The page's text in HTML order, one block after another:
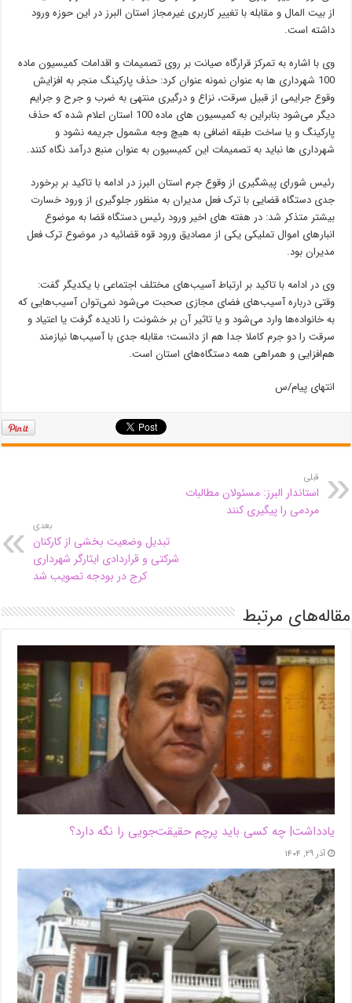
از بیت المال و مقابله با تغییر کاربری غیرمجاز استان البرز در این حوزه ورود
داشته است.
وی با اشاره به تمرکز قرارگاه صیانت بر روی تصمیمات و اقدامات کمیسیون ماده
100 شهرداری ها به عنوان نمونه عنوان کرد: حذف پارکینگ منجر به افزایش
وقوع جرایمی از قبیل سرقت، نزاع و درگیری منتهی به ضرب و جرح و جرایم
دیگر می‌شود بنابراین به کمیسیون های ماده 100 استان اعلام شده که حذف
پارکینگ و یا ساخت طبقه اضافی به هیچ وجه مشمول جریمه نشود و
شهرداری ها نباید به تصمیمات این کمیسیون به عنوان منبع درآمد نگاه کنند.
رئیس شورای پیشگیری از وقوع جرم استان البرز در ادامه با تاکید بر برخورد
جدی دستگاه قضایی با ترک فعل مدیران به منظور جلوگیری از ورود خسارت
بیشتر متذکر شد: در هفته های اخیر ورود رئیس دستگاه قضا به موضوع
انبارهای اموال تملیکی یکی از مصادیق ورود قوه قضائیه در موضوع ترک فعل
مدیران بود.
وی در ادامه با تاکید بر ارتباط آسیب‌های مختلف اجتماعی با یکدیگر گفت:
وقتی درباره آسیب‌های فضای مجازی صحبت می‌شود نمی‌توان آسیب‌هایی که
به خانواده‌ها وارد می‌شود و یا تاثیر آن بر خشونت را نادیده گرفت یا اعتیاد و
سرقت را دو جرم کاملا جدا هم از دانست؛ مقابله جدی با آسیب‌ها نیازمند
هم‌افزایی و همراهی همه دستگاه‌های استان است.
انتهای پیام/س
قبلی
استاندار البرز: مسئولان مطالبات
مردمی را پیگیری کنند
بعدی
تبدیل وضعیت بخشی از کارکنان
شرکتی و قراردادی ایثارگر شهرداری
کرج در بودجه تصویب شد
مقاله‌های مرتبط
یادداشت| ‌چه کسی باید پرچم حقیقت‌جویی را نگه دارد؟
آذر ۲۹, ۱۴۰۴